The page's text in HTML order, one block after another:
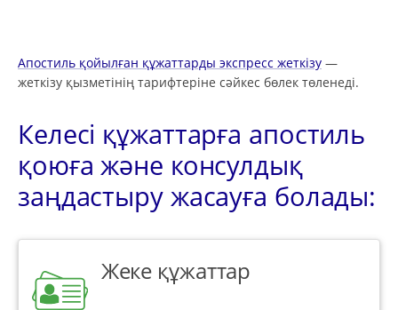
Апостиль қойылған құжаттарды экспресс жеткізу —
жеткізу қызметінің тарифтеріне сәйкес бөлек төленеді.
Келесі құжаттарға апостиль
қоюға және консулдық
заңдастыру жасауға болады:
Жеке құжаттар